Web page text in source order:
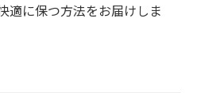
適に保つ方法をお届けしま